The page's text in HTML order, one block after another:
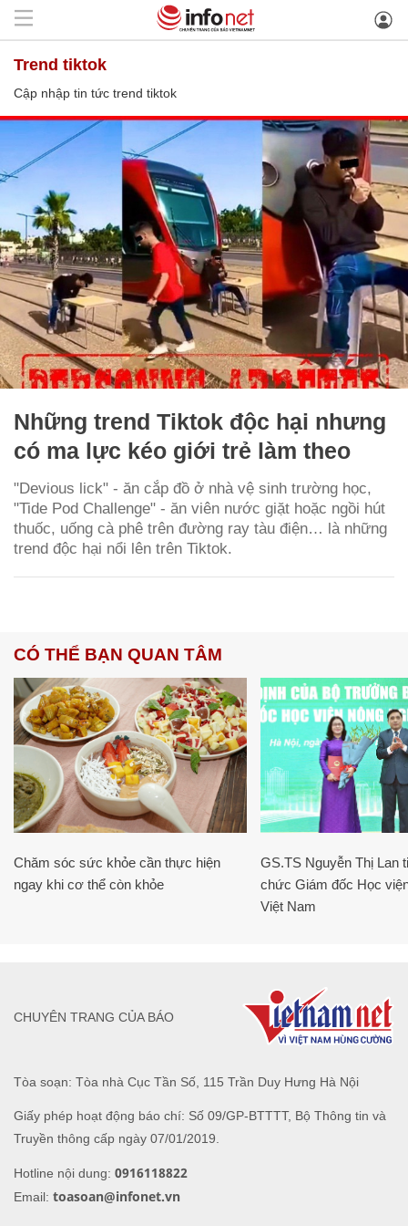
trend tiktok
Cập nhập tin tức trend tiktok
Những trend Tiktok độc hại nhưng
có ma lực kéo giới trẻ làm theo
"Devious lick" - ăn cắp đồ ở nhà vệ sinh trường học,
"Tide Pod Challenge" - ăn viên nước giặt hoặc ngồi hút
thuốc, uống cà phê trên đường ray tàu điện… là những
trend độc hại nổi lên trên Tiktok.
CÓ THỂ BẠN QUAN TÂM
Chăm sóc sức khỏe cần thực hiện
ngay khi cơ thể còn khỏe
GS.TS Nguyễn Thị Lan
chức Giám đốc Học
Việt Nam
Tòa soạn: Tòa nhà Cục Tần Số, 115 Trần Duy Hưng Hà Nội
Giấy phép hoạt động báo chí: Số 09/GP-BTTTT, Bộ Thông tin và
Truyền thông cấp ngày 07/01/2019.
Hotline nội dung: 0916118822
Email: toasoan@infonet.vn
CHUYÊN TRANG CỦA BÁO